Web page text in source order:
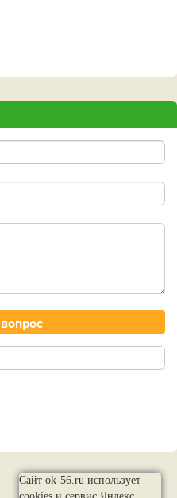
Сайт ok-56.ru использует